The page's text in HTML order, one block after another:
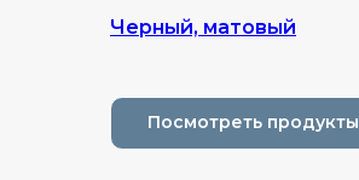
Черный, матовый
Посмотреть продукты